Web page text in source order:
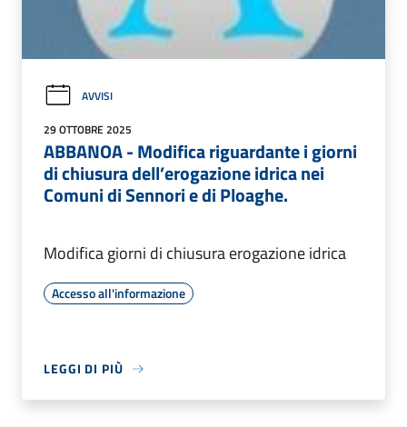
AVVISI
29 OTTOBRE 2025
ABBANOA - Modifica riguardante i giorni
di chiusura dell’erogazione idrica nei
Comuni di Sennori e di Ploaghe.
Modifica giorni di chiusura erogazione idrica
Accesso all'informazione
LEGGI DI PIÙ